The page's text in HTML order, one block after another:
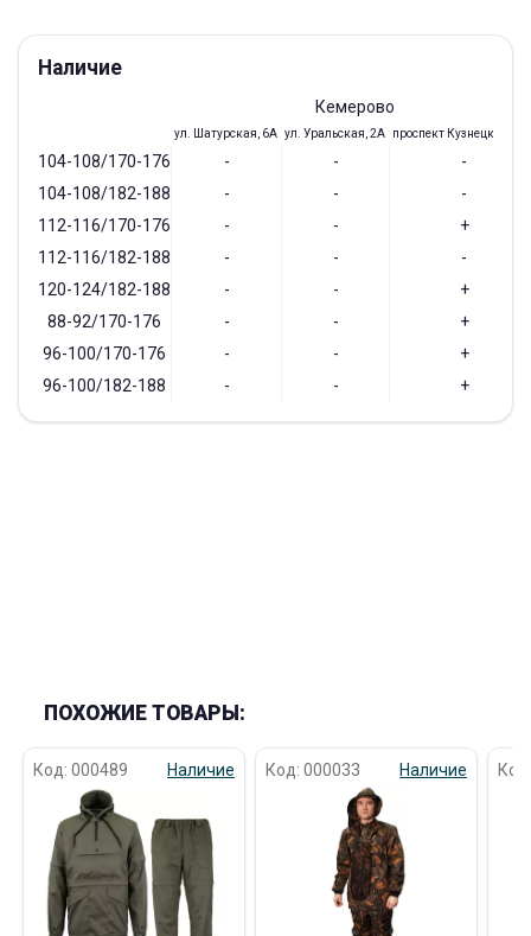
Наличие
Кемерово
ул. Шатурская, 6А ул. Уральская, 2А проспект Кузнецкий,
104-108/170-176 - -
-
104-108/182-188
- -
-
112-116/170-176
- -
+
112-116/182-188
- -
-
120-124/182-188
- -
+
88-92/170-176
- -
+
96-100/170-176
- -
+
96-100/182-188
- - +
ПОХОЖИЕ ТОВАРЫ:
Код: 000489 Наличие Код: 000033 Наличие